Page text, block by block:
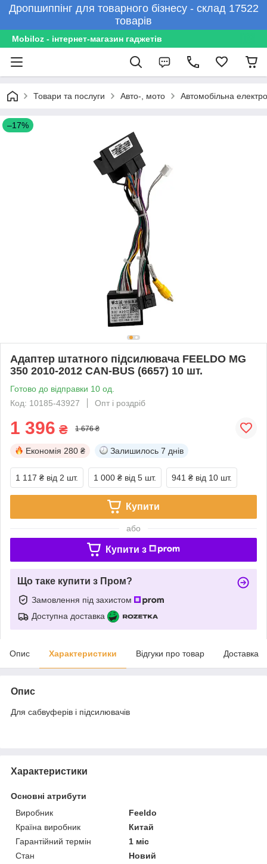
Дропшиппінг для товарного бізнесу - склад 17522
товарів
Mobiloz - інтернет-магазин гаджетів
Товари та послуги Авто-, мото Автомобільна
–17%
Адаптер штатного підсилювача FEELDO MG
350 2010-2012 CAN-BUS (6657) 10 шт.
Готово до відправки 10 од.
Код: 10185-43927
Опт і роздріб
1 396 ₴ 1 676 ₴
Економія 280 ₴ Залишилось 7 днів
1 117 ₴ від 2 шт. 1 000 ₴ від 5 шт. 941 ₴ від 10 шт.
Купити
або
Купити з
Що таке купити з Пром?
Замовлення під захистом
Доступна доставка
Опис Характеристики Відгуки про товар Доставка
Опис
Для сабвуферів і підсилювачів
Характеристики
Основні атрибути
Виробник
Feeldo
Країна виробник
Китай
Гарантійний термін
1 міс
Стан
Новий